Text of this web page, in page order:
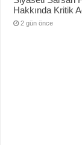
Hakkında Kritik
2 gün önce